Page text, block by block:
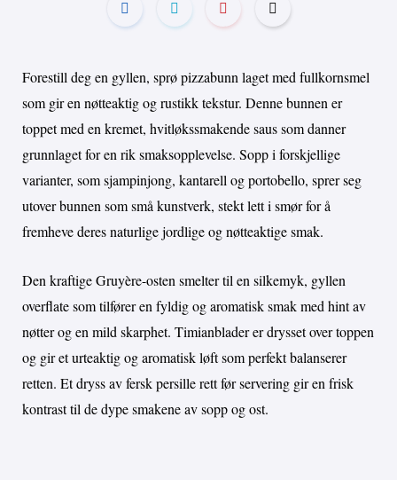
Forestill deg en gyllen, sprø pizzabunn laget med fullkornsmel
som gir en nøtteaktig og rustikk tekstur. Denne bunnen er
toppet med en kremet, hvitløkssmakende saus som danner
grunnlaget for en rik smaksopplevelse. Sopp i forskjellige
varianter, som sjampinjong, kantarell og portobello, sprer seg
utover bunnen som små kunstverk, stekt lett i smør for å
fremheve deres naturlige jordlige og nøtteaktige smak.
Den kraftige Gruyère-osten smelter til en silkemyk, gyllen
overflate som tilfører en fyldig og aromatisk smak med hint av
nøtter og en mild skarphet. Timianblader er drysset over toppen
og gir et urteaktig og aromatisk løft som perfekt balanserer
retten. Et dryss av fersk persille rett før servering gir en frisk
kontrast til de dype smakene av sopp og ost.